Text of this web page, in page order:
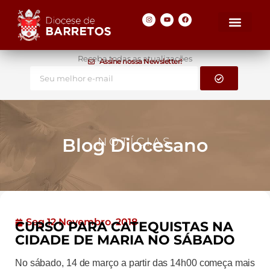
Assine nossa Newsletter!
Receba todas as atualizações
NOTÍCIAS
Blog Diocesano
Seg 12 Novembro, 2018
CURSO PARA CATEQUISTAS NA
CIDADE DE MARIA NO SÁBADO
No sábado, 14 de março a partir das 14h00 começa mais